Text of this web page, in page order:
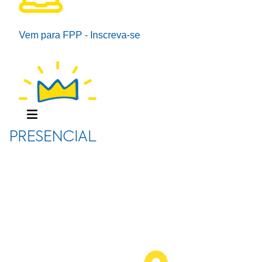
Vem para FPP - Inscreva-se
PRESENCIAL